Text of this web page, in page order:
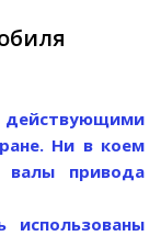
действующими
Ни в коем
валы привода
использованы